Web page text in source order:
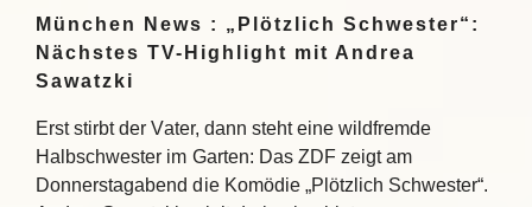
München News : „Plötzlich Schwester“:
Nächstes TV-Highlight mit Andrea
Sawatzki
Erst stirbt der Vater, dann steht eine wildfremde
Halbschwester im Garten: Das ZDF zeigt am
Donnerstagabend die Komödie „Plötzlich Schwester“.